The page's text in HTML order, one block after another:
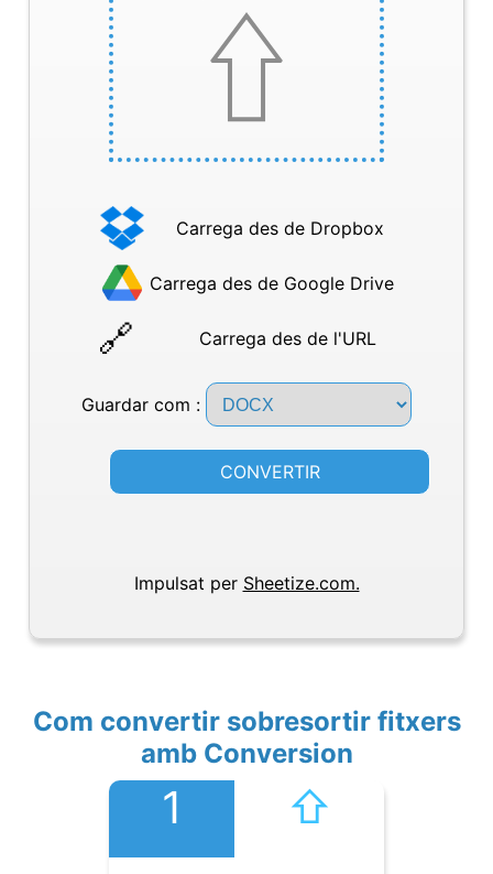
Carrega des de Dropbox
Carrega des de Google Drive
Carrega des de l'URL
Guardar com :
CONVERTIR
Impulsat per Sheetize.com.
Com convertir sobresortir fitxers
amb Conversion
1 ⇧︎